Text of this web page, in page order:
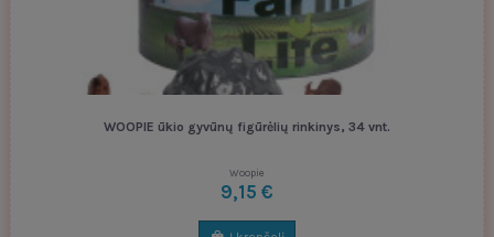
WOOPIE ūkio gyvūnų figūrėlių rinkinys, 34 vnt.
Woopie
9,15 €